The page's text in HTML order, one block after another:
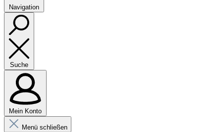
Navigation
Suche
Mein Konto
Menü schließen